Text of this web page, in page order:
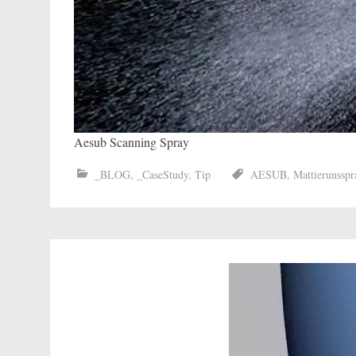
Aesub Scanning Spray
_BLOG, _CaseStudy, Tip AESUB,